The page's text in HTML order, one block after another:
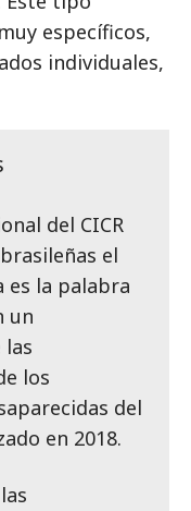
específicos,
individuales,
del CICR
el
es la palabra
un
los
del
en 2018.